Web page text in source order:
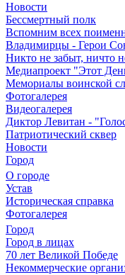
Новости
Бессмертный полк
Вспомним всех
Владимирцы - Герои
Никто не забыт, ничто
Медиапроект "Этот
Мемориалы воинской
Фотогалерея
Видеогалерея
Диктор Левитан -
Патриотический сквер
Новости
Город
О городе
Устав
Историческая справка
Фотогалерея
Город
Город в лицах
70 лет Великой Победе
Некоммерческие